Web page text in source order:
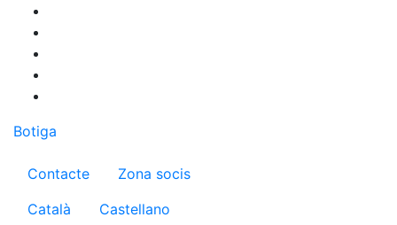
contingut
Botiga
Menú del compte d'usuari
Contacte
Zona socis
Català
Castellano